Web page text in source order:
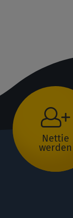
Nettie
werden